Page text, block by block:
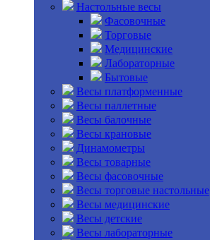
Настольные весы
Фасовочные
Торговые
Медицинские
Лабораторные
Бытовые
Весы платформенные
Весы паллетные
Весы балочные
Весы крановые
Динамометры
Весы товарные
Весы фасовочные
Весы торговые настольные
Весы медицинские
Весы детские
Весы лабораторные